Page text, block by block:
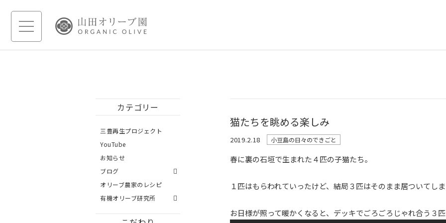
猫たちを眺める楽しみ
2019.2.18 小豆島の日々のできごと
春に裏の石垣で生まれた４匹の子猫たち。
１匹はもらわれていったけど、結局３匹はそのまま居ついてし
お日様が照って暖かくなると、デッキでごろごろじゃれ合う３
カテゴリー
三豊再生プロジェクト
YouTube
お知らせ
ブログ
オリーブ農家のレシピ
有機オリーブ研究所